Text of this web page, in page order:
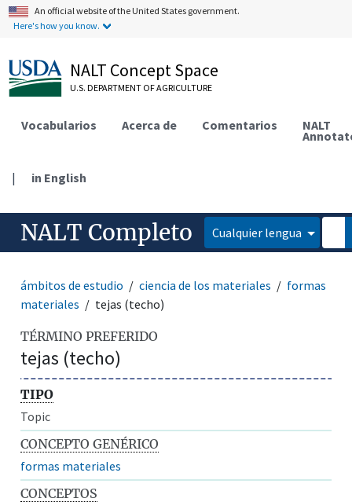
An official website of the United States government.
Here's how you know.
NALT Concept Space
U.S. DEPARTMENT OF AGRICULTURE
Vocabularios Acerca de Comentarios NALT
| in English
NALT Completo Cualquier lengua
ámbitos de estudio ciencia de los materiales
formas
materiales
tejas (techo)
TÉRMINO PREFERIDO
tejas (techo)
TIPO
Topic
CONCEPTO GENÉRICO
formas materiales
CONCEPTOS